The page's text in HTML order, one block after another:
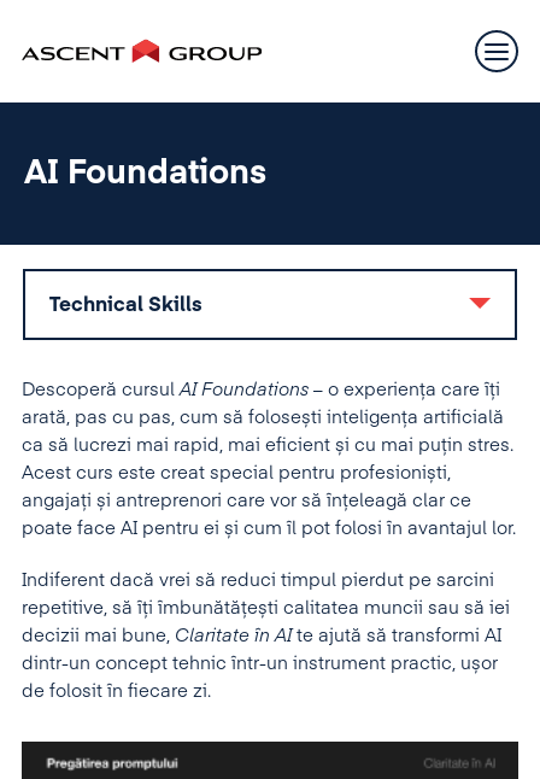
AI Foundations
Technical Skills
Descoperă cursulAI Foundations – o experiența care îți
arată, pas cu pas, cum să folosești inteligența artificială
ca să lucrezi mai rapid, mai eficient și cu mai puțin stres.
Acest curs este creat special pentru profesioniști,
angajați și antreprenori care vor să înțeleagă clar ce
poate face AI pentru ei și cum îl pot folosi în avantajul lor.
Indiferent dacă vrei să reduci timpul pierdut pe sarcini
repetitive, să îți îmbunătățești calitatea muncii sau să iei
decizii mai bune, Claritate în AI te ajută să transformi AI
dintr-un concept tehnic într-un instrument practic, ușor
de folosit în fiecare zi.